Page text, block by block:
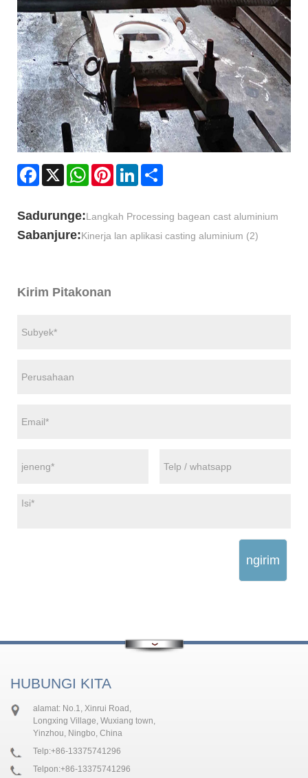
Facebook
X WhatsAppPinterestLinkedIn
Sadurunge:Langkah Processing bagean cast aluminium
Sabanjure:Kinerja lan aplikasi casting aluminium (2)
Kirim Pitakonan
ngirim
HUBUNGI KITA
alamat: No.1, Xinrui Road,
Longxing Village, Wuxiang town,
Yinzhou, Ningbo, China
Telp:+86-13375741296
Telpon:+86-13375741296